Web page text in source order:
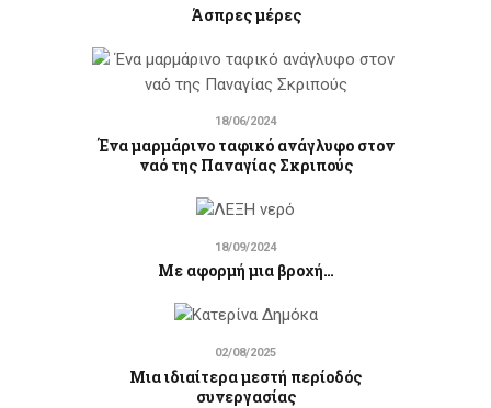
Άσπρες μέρες
18/06/2024
Ένα μαρμάρινο ταφικό ανάγλυφο στον
ναό της Παναγίας Σκριπούς
18/09/2024
Με αφορμή μια βροχή…
02/08/2025
Μια ιδιαίτερα μεστή περίοδός
συνεργασίας